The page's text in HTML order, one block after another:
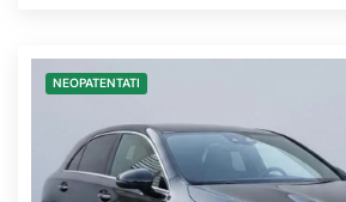
NEOPATENTATI